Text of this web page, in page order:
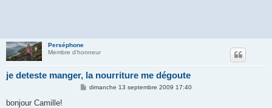
Perséphone
Membre d'honneur
je deteste manger, la nourriture me dégoute
Mdimanche 13 septembre 2009 17:40
bonjour Camille!